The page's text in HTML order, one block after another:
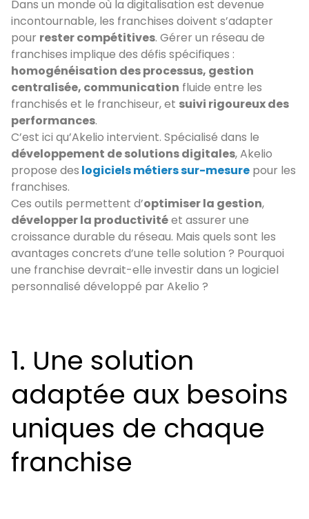
Dans un monde où la digitalisation est devenue
incontournable, les franchises doivent s’adapter
pour rester compétitives. Gérer un réseau de
franchises implique des défis spécifiques :
homogénéisation des processus, gestion
centralisée, communication fluide entre les
franchisés et le franchiseur, et suivi rigoureux des
performances.
C’est ici qu’Akelio intervient. Spécialisé dans le
développement de solutions digitales, Akelio
propose des logiciels métiers sur-mesure pour les
franchises.
Ces outils permettent d’optimiser la gestion,
développer la productivitéet assurer une
croissance durable du réseau. Mais quels sont les
avantages concrets d’une telle solution ? Pourquoi
une franchise devrait-elle investir dans un logiciel
personnalisé développé par Akelio ?
1. Une solution
adaptée aux besoins
uniques de chaque
franchise